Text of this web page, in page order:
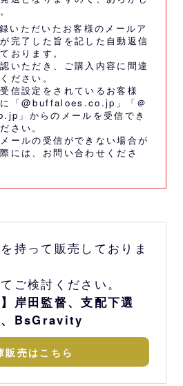
いただいたお客様のメールア
完了した旨を記した自動返信
おります。
いただき、ご購入内容に間違
ださい。
信設定をされているお客様
に「@buffaloes.co.jp」「＠
」からのメールを受信でき
さい。
ールの受信ができない場合が
には、 お問い合わせくださ
持って販売しておりま
ご検討ください。
岸田監督、支配下選
、BsGravity
販売はこちら